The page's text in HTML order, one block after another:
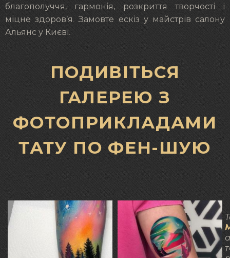
благополуччя, гармонія, розкриття творчості і
міцне здоров’я. Замовте ескіз у майстрів салону
Альянс у Києві.
ПОДИВІТЬСЯ
ГАЛЕРЕЮ З
ФОТОПРИКЛАДАМИ
ТАТУ ПО ФЕН-ШУЮ